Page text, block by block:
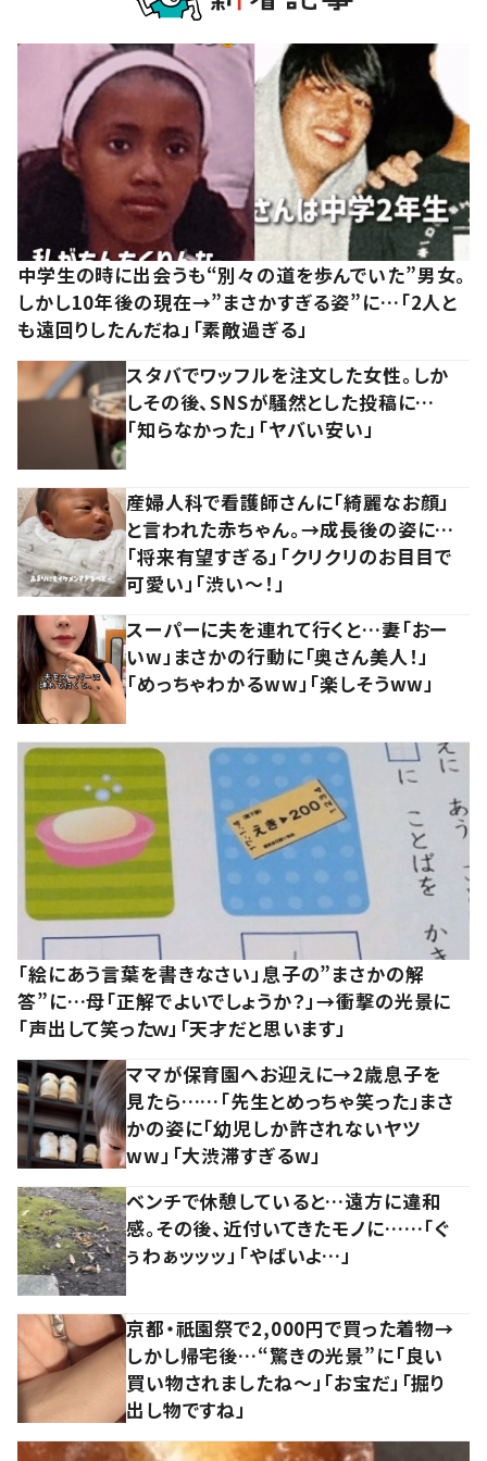
中学生の時に出会うも“別々の道を歩んでいた”男女。
しかし10年後の現在→”まさかすぎる姿”に…「2人と
も遠回りしたんだね」「素敵過ぎる」
スタバでワッフルを注文した女性。しか
しその後、SNSが騒然とした投稿に…
「知らなかった」「ヤバい安い」
産婦人科で看護師さんに「綺麗なお顔」
と言われた赤ちゃん。→成長後の姿に…
「将来有望すぎる」「クリクリのお目目で
可愛い」「渋い～！」
スーパーに夫を連れて行くと…妻「おー
いw」まさかの行動に「奥さん美人！」
「めっちゃわかるww」「楽しそうww」
「絵にあう言葉を書きなさい」息子の”まさかの解
答”に…母「正解でよいでしょうか？」→衝撃の光景に
「声出して笑ったｗ」「天才だと思います」
ママが保育園へお迎えに→2歳息子を
見たら……「先生とめっちゃ笑った」まさ
かの姿に「幼児しか許されないヤツ
ww」「大渋滞すぎるw」
ベンチで休憩していると…遠方に違和
感。その後、近付いてきたモノに……「ぐ
ぅわぁッッッ」「やばいよ…」
京都・祇園祭で2,000円で買った着物→
しかし帰宅後…“驚きの光景”に「良い
買い物されましたね～」「お宝だ」「掘り
出し物ですね」